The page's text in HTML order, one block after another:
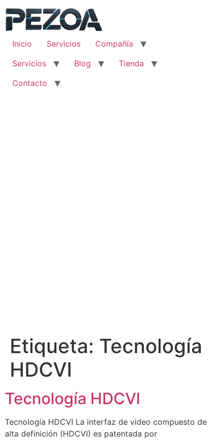
contenido
Inicio
Servicios
Compañía
Servicios
Blog
Tienda
Contacto
Etiqueta: Tecnología
HDCVI
Tecnología HDCVI
Tecnología HDCVI La interfaz de video compuesto de
alta definición (HDCVI) es patentada por